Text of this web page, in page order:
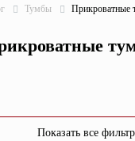
Тумбы Прикроватные
Показать все